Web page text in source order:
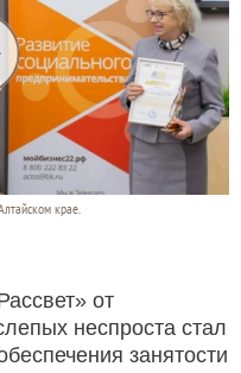
крае.
от
неспроста стал
занятости